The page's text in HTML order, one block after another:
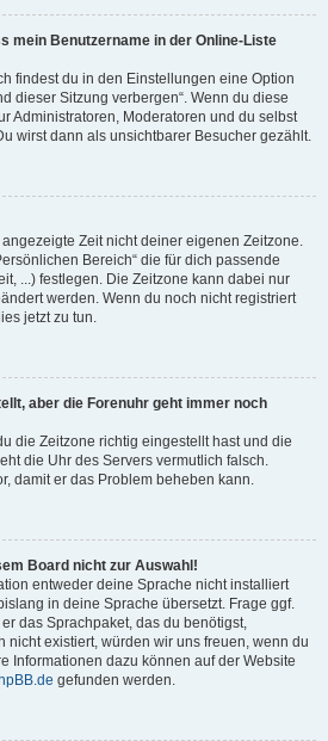
mein Benutzername in der Online-Liste
findest du in den Einstellungen eine Option
dieser Sitzung verbergen“. Wenn du diese
Administratoren, Moderatoren und du selbst
wirst dann als unsichtbarer Besucher gezählt.
Zeit nicht deiner eigenen Zeitzone.
Bereich“ die für dich passende
...) festlegen. Die Zeitzone kann dabei nur
werden. Wenn du noch nicht registriert
jetzt zu tun.
aber die Forenuhr geht immer noch
die Zeitzone richtig eingestellt hast und die
die Uhr des Servers vermutlich falsch.
damit er das Problem beheben kann.
Board nicht zur Auswahl!
entweder deine Sprache nicht installiert
in deine Sprache übersetzt. Frage ggf.
das Sprachpaket, das du benötigst,
nicht existiert, würden wir uns freuen, wenn du
Informationen dazu können auf der Website
gefunden werden.